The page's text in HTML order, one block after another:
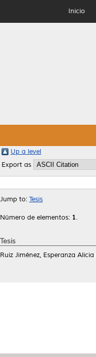
Inicio
Up a level
Export as
Jump to: Tesis
Número de elementos: 1.
Tesis
Ruiz Jiménez, Esperanza Alicia